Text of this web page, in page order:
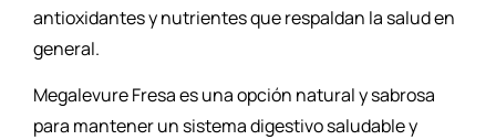
antioxidantes y nutrientes que respaldan la salud en
general.
Megalevure Fresa es una opción natural y sabrosa
para mantener un sistema digestivo saludable y